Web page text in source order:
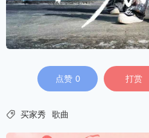
点赞 0 打赏
 买家秀 歌曲